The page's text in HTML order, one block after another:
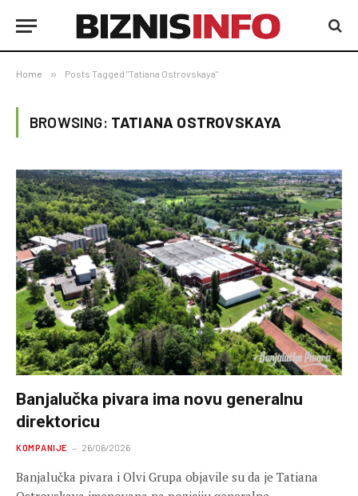
Home » Posts Tagged "Tatiana Ostrovskaya"
BROWSING: TATIANA OSTROVSKAYA
Banjalučka pivara ima novu generalnu
direktoricu
KOMPANIJE 26/06/2026
Banjalučka pivara i Olvi Grupa objavile su da je Tatiana